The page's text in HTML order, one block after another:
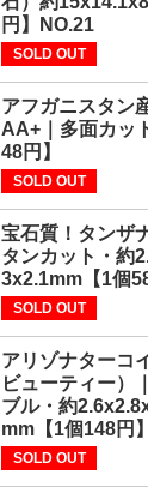
円】NO.21
SOLD OUT
アフガニスタン
AA+｜多面カッ
48円】
SOLD OUT
宝石質！タンザ
タンカット・約
3x2.1mm【1個58
SOLD OUT
アリゾナターコ
ビューティー）
ブル・約
mm【1個148円】
SOLD OUT